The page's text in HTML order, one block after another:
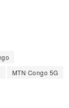
MTN Congo 5G